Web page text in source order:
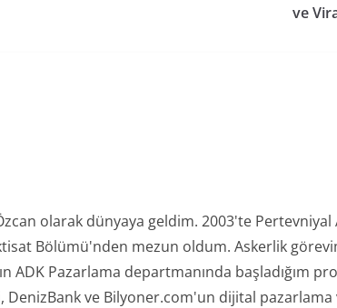
ve
Özcan olarak dünyaya geldim. 2003'te
Bölümü'nden mezun oldum. Askerlik
ADK Pazarlama departmanında başladığım
DenizBank ve Bilyoner.com'un dijital pazarlama